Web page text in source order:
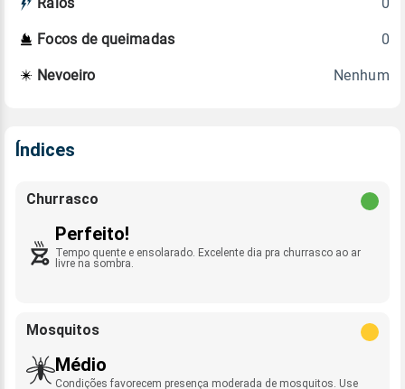
Raios
Focos de queimadas 0
Nevoeiro Nenhum
Índices
Churrasco
Perfeito!
Tempo quente e ensolarado. Excelente dia pra churrasco ao ar
livre na sombra.
Mosquitos
Médio
Condições favorecem presença moderada de mosquitos. Use